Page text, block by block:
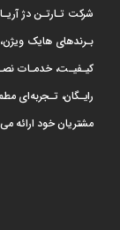
شرکت تـارتـن دژ
بـرندهای هایک
کیـفیـت، خدمـات
رایـگان، تـجربه‌ای
مشتریان خود ارائه